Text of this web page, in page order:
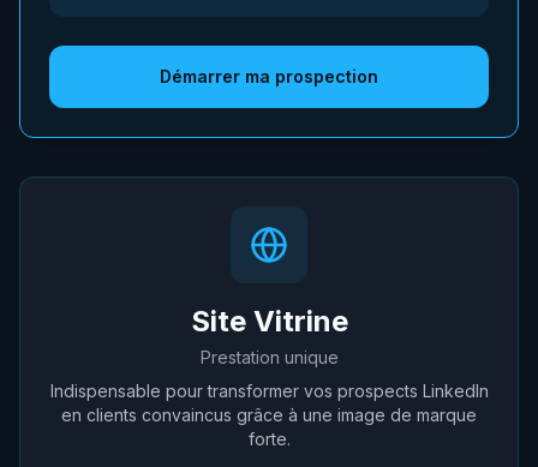
Démarrer ma prospection
Site Vitrine
Prestation unique
Indispensable pour transformer vos prospects LinkedIn
en clients convaincus grâce à une image de marque
forte.